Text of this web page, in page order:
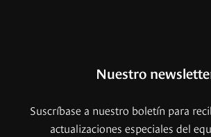
Nuestro
Suscríbase a nuestro boletín para
actualizaciones especiales del